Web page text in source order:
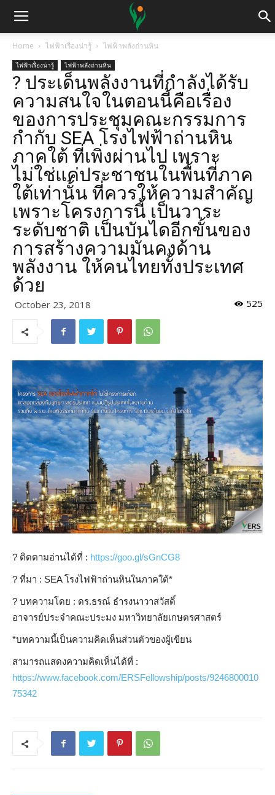
Home ไฟฟ้าเรื่องน่ารู้ ไฟฟ้าพลังถ่านหิน
ไฟฟ้าเรื่องน่ารู้ ไฟฟ้าพลังถ่านหิน
?️ ประเด็นพลังงานที่กำลังได้รับ
ความสนใจในตอนนี้คือเรื่อง
ของการประชุมคณะกรรมการ
กำกับ SEA โรงไฟฟ้าถ่านหิน
ภาคใต้ ที่เพิ่งผ่านไป เพราะ
ไม่ใช่แค่ประชาชนในพื้นที่ภาค
ใต้เท่านั้น ที่ควรให้ความสำคัญ
เพราะโครงการนี้ เป็นวาระ
ระดับชาติ เป็นบันไดอีกขั้นของ
การสร้างความมั่นคงด้าน
พลังงาน ให้คนไทยทั้งประเทศ
ด้วย
October 23, 2018 525
?️ ติดตามอ่านได้ที่ : https://goo.gl/sGnCG8
? ที่มา : SEA โรงไฟฟ้าถ่านหินในภาคใต้*
? บทความโดย : ดร.ธรณ์ ธำรงนาวาสวัสดิ์
อาจารย์ประจำคณะประมง มหาวิทยาลัยเกษตรศาสตร์
*บทความนี้เป็นความคิดเห็นส่วนตัวของผู้เขียน
สามารถแสดงความคิดเห็นได้ที่ :
https://www.facebook.com/ERSFellowship/posts/9246800010
75342